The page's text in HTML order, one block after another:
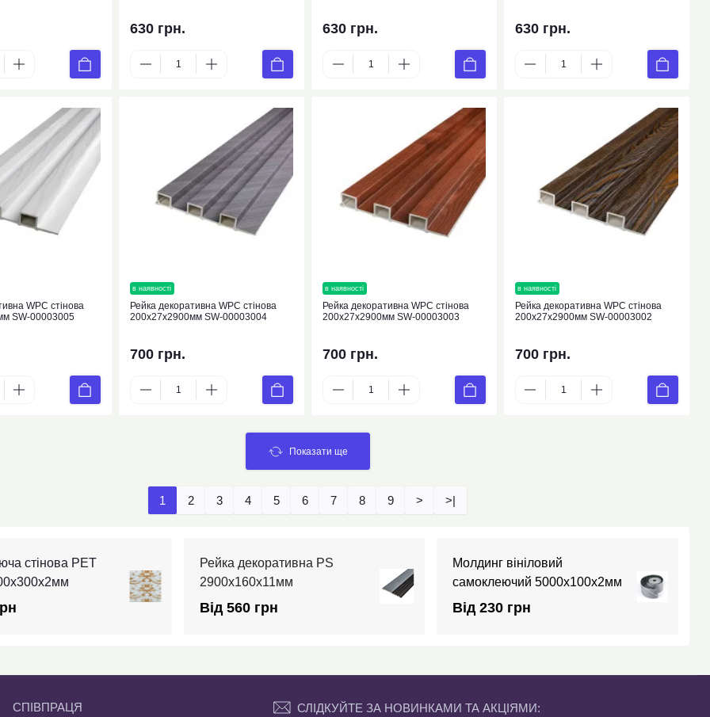
630 грн. 630 грн. 630 грн.
WPC стінова
SW-00003005
в наявності
Рейка декоративна WPC стінова
200х27х2900мм SW-00003004
700 грн.
в наявності
Рейка декоративна WPC стінова
200х27х2900мм SW-00003003
700 грн.
в наявності
Рейка декоративна WPC стінова
200х27х2900мм SW-00003002
700 грн.
Показати ще
1 2 3 4 5 6 7 8 9 > >|
стінова PET
Рейка декоративна PS
2900х160х11мм
Від 560 грн
Молдинг вініловий
самоклеючий 5000х100х2мм
Від 230 грн
СПІВПРАЦЯ СЛІДКУЙТЕ ЗА НОВИНКАМИ ТА АКЦІЯМИ: